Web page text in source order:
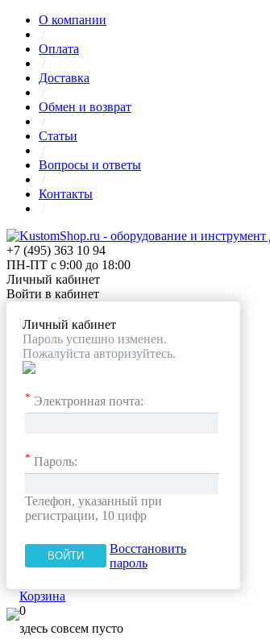
О компании
/
Оплата
/
Доставка
/
Обмен и возврат
/
Статьи
/
Вопросы и ответы
/
Контакты
/
+7 (495) 363 10 94
ПН-ПТ с 9:00 до 18:00
Личный кабинет
Войти в кабинет
Личный кабинет
Пароль успешно изменен.
Пожалуйста авторизуйтесь.
* Электронная почта:
* Пароль:
Телефон, указанный при
регистрации, 10 цифр
Восстановить
пароль
Корзина
0
здесь совсем пусто